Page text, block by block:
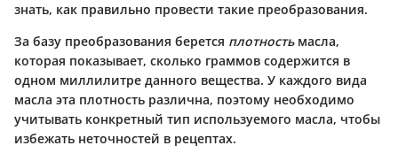
знать, как правильно провести такие преобразования.
За базу преобразования берется плотностьмасла,
которая показывает, сколько граммов содержится в
одном миллилитре данного вещества. У каждого вида
масла эта плотность различна, поэтому необходимо
учитывать конкретный тип используемого масла, чтобы
избежать неточностей в рецептах.